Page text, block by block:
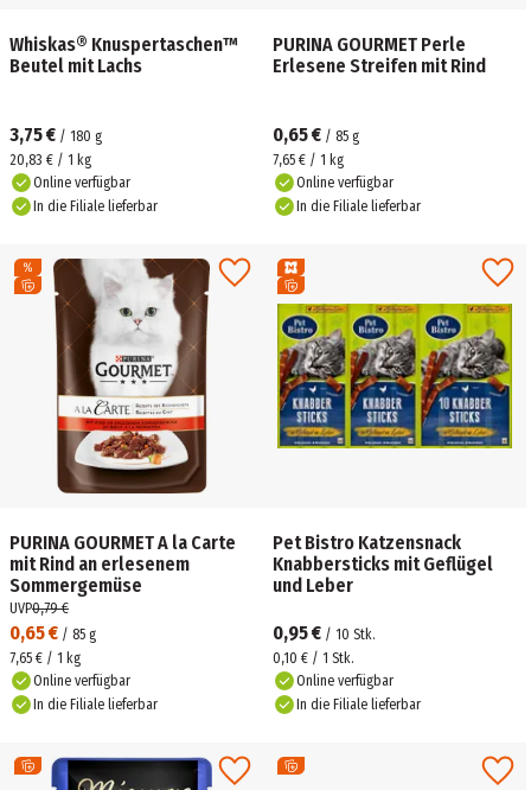
Whiskas® Knuspertaschen™
Beutel mit Lachs
3,75 € / 180 g
20,83 € / 1 kg
Online verfügbar
In die Filiale lieferbar
PURINA GOURMET Perle
Erlesene Streifen mit Rind
0,65 € / 85 g
7,65 € / 1 kg
Online verfügbar
In die Filiale lieferbar
PURINA GOURMET A la Carte
mit Rind an erlesenem
Sommergemüse
0,65 € / 85 g
UVP0,79 €
7,65 € / 1 kg
Online verfügbar
In die Filiale lieferbar
Pet Bistro Katzensnack
Knabbersticks mit Geflügel
und Leber
0,95 € / 10 Stk.
0,10 € / 1 Stk.
Online verfügbar
In die Filiale lieferbar